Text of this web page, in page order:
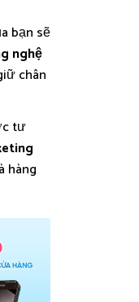
bạn sẽ
nghệ
chân
tư
hàng